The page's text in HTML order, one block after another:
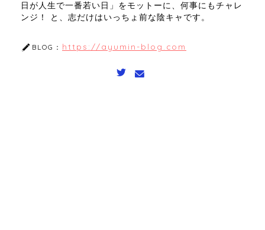
日が人生で一番若い日」をモットーに、何事にもチャレ
ンジ！ と、志だけはいっちょ前な陰キャです。
BLOG： https://ayumin-blog.com